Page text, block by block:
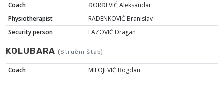
Coach
ĐORĐEVIĆ Aleksandar
Physiotherapist
RADENKOVIĆ Branislav
Security person
LAZOVIĆ Dragan
KOLUBARA (Stručni štab)
Coach MILOJEVIĆ Bogdan